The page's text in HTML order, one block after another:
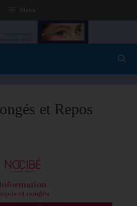
Menu
et Repos